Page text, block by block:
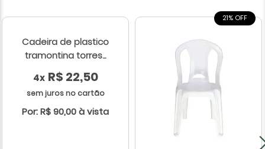
Cadeira de plastico
tramontina torres...
4x R$ 22,50
sem juros no cartão
Por: R$ 90,00 à vista
21% OFF